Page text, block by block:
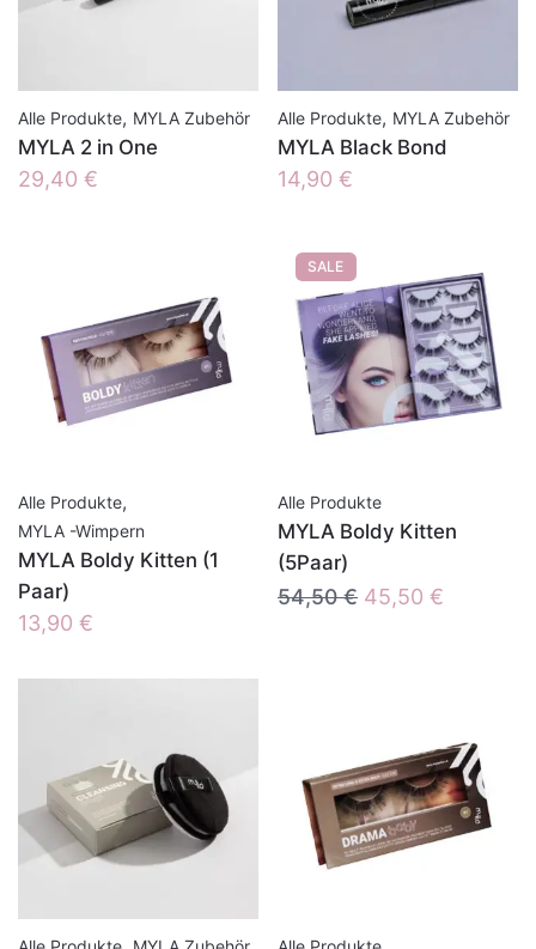
Alle Produkte, MYLA Zubehör
MYLA 2 in One
29,40 €
Alle Produkte, MYLA Zubehör
MYLA Black Bond
14,90 €
Alle Produkte,
MYLA -Wimpern
MYLA Boldy Kitten (1
Paar)
13,90 €
SALE
Alle Produkte
MYLA Boldy Kitten
(5Paar)
54,50€ Ursprünglicher
45,50 €